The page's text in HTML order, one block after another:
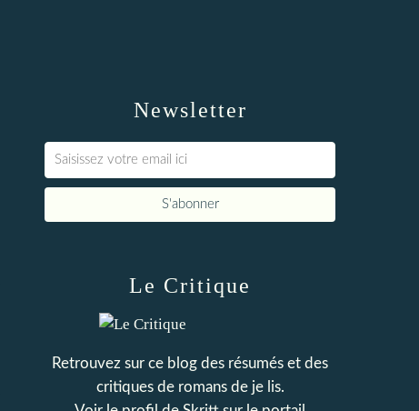
Newsletter
Le Critique
Retrouvez sur ce blog des résumés et des
critiques de romans de je lis.